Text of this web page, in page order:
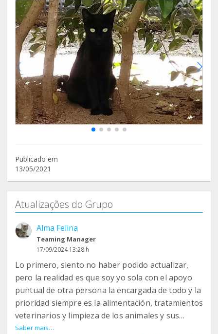
Publicado em
13/05/2021
Atualizações do Grupo
Alma Felina
Teaming Manager
17/09/2024 13:28 h
Lo primero, siento no haber podido actualizar,
pero la realidad es que soy yo sola con el apoyo
puntual de otra persona la encargada de todo y la
prioridad siempre es la alimentación, tratamientos
veterinarios y limpieza de los animales y sus
enseres y habitáculos.
Saber mais…